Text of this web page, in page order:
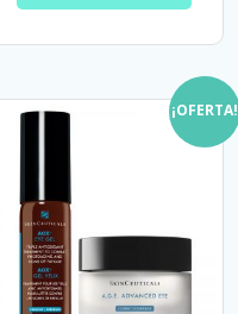
¡OFERTA!